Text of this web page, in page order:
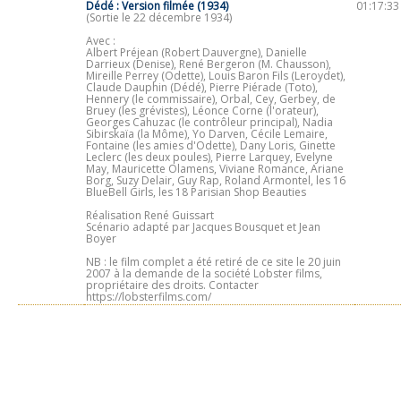
Dédé :Version filmée (1934)
(Sortie le 22 décembre 1934)
Avec :
Albert Préjean (Robert Dauvergne), Danielle
Darrieux (Denise), René Bergeron (M. Chausson),
Mireille Perrey (Odette), Louis Baron Fils (Leroydet),
Claude Dauphin (Dédé), Pierre Piérade (Toto),
Hennery (le commissaire), Orbal, Cey, Gerbey, de
Bruey (les grévistes), Léonce Corne (l'orateur),
Georges Cahuzac (le contrôleur principal), Nadia
Sibirskaïa (la Môme), Yo Darven, Cécile Lemaire,
Fontaine (les amies d'Odette), Dany Loris, Ginette
Leclerc (les deux poules), Pierre Larquey, Evelyne
May, Mauricette Olamens, Viviane Romance, Ariane
Borg, Suzy Delair, Guy Rap, Roland Armontel, les 16
BlueBell Girls, les 18 Parisian Shop Beauties
Réalisation René Guissart
Scénario adapté par Jacques Bousquet et Jean
Boyer
NB : le film complet a été retiré de ce site le 20 juin
2007 à la demande de la société Lobster films,
propriétaire des droits. Contacter
https://lobsterfilms.com/
01:17:33